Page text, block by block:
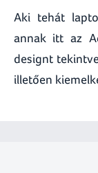
Aki tehát
annak itt az
designt
illetően